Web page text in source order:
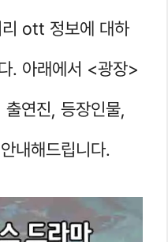
ott 정보에 대하
. 아래에서 <광장>
연진, 등장인물,
내해드립니다.